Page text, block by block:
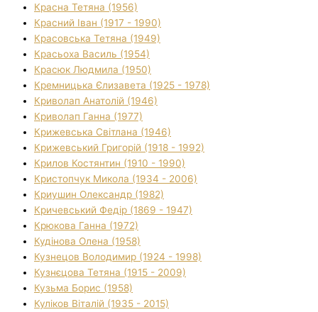
Красна Тетяна (1956)
Красний Іван (1917 - 1990)
Красовська Тетяна (1949)
Красьоха Василь (1954)
Красюк Людмила (1950)
Кремницька Єлизавета (1925 - 1978)
Криволап Анатолій (1946)
Криволап Ганна (1977)
Крижевська Світлана (1946)
Крижевський Григорій (1918 - 1992)
Крилов Костянтин (1910 - 1990)
Кристопчук Микола (1934 - 2006)
Криушин Олександр (1982)
Кричевський Федір (1869 - 1947)
Крюкова Ганна (1972)
Кудінова Олена (1958)
Кузнецов Володимир (1924 - 1998)
Кузнєцова Тетяна (1915 - 2009)
Кузьма Борис (1958)
Куліков Віталій (1935 - 2015)